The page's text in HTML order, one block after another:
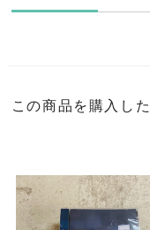
この商品を購入し